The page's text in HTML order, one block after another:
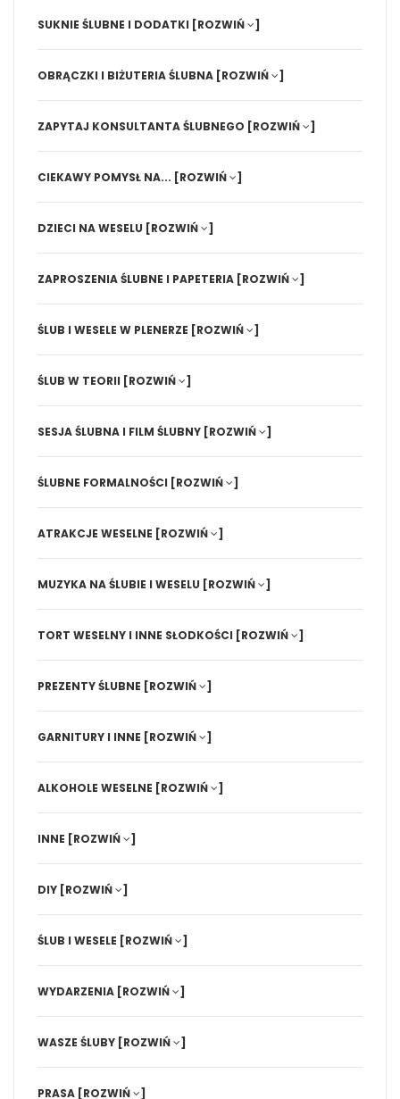
SUKNIE ŚLUBNE I DODATKI [ROZWIŃ ]
OBRĄCZKI I BIŻUTERIA ŚLUBNA [ROZWIŃ ]
ZAPYTAJ KONSULTANTA ŚLUBNEGO [ROZWIŃ ]
CIEKAWY POMYSŁ NA... [ROZWIŃ ]
DZIECI NA WESELU [ROZWIŃ ]
ZAPROSZENIA ŚLUBNE I PAPETERIA [ROZWIŃ ]
ŚLUB I WESELE W PLENERZE [ROZWIŃ ]
ŚLUB W TEORII [ROZWIŃ ]
SESJA ŚLUBNA I FILM ŚLUBNY [ROZWIŃ ]
ŚLUBNE FORMALNOŚCI [ROZWIŃ ]
ATRAKCJE WESELNE [ROZWIŃ ]
MUZYKA NA ŚLUBIE I WESELU [ROZWIŃ ]
TORT WESELNY I INNE SŁODKOŚCI [ROZWIŃ ]
PREZENTY ŚLUBNE [ROZWIŃ ]
GARNITURY I INNE [ROZWIŃ ]
ALKOHOLE WESELNE [ROZWIŃ ]
INNE [ROZWIŃ ]
DIY [ROZWIŃ ]
ŚLUB I WESELE [ROZWIŃ ]
WYDARZENIA [ROZWIŃ ]
WASZE ŚLUBY [ROZWIŃ ]
PRASA [ROZWIŃ ]